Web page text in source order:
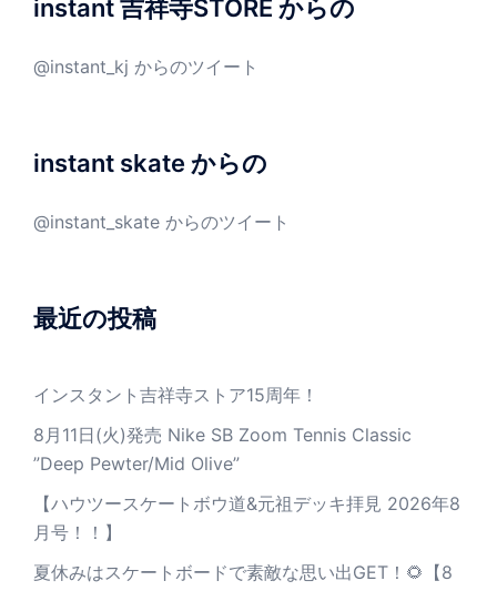
instant 吉祥寺STORE からの
@instant_kj からのツイート
instant skate からの
@instant_skate からのツイート
最近の投稿
インスタント吉祥寺ストア15周年！
8月11日(火)発売 Nike SB Zoom Tennis Classic
”Deep Pewter/Mid Olive”
【ハウツースケートボウ道&元祖デッキ拝見 2026年8
月号！！】
夏休みはスケートボードで素敵な思い出GET！🌻【8